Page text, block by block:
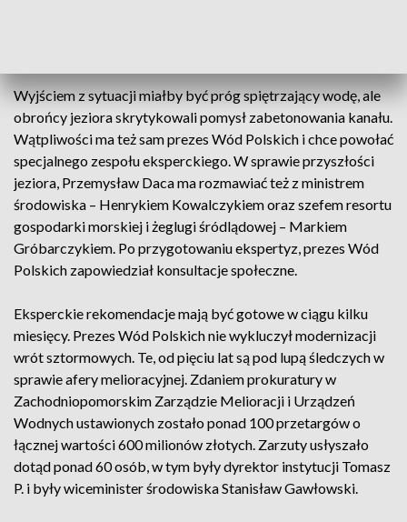
Wyjściem z sytuacji miałby być próg spiętrzający wodę, ale
obrońcy jeziora skrytykowali pomysł zabetonowania kanału.
Wątpliwości ma też sam prezes Wód Polskich i chce powołać
specjalnego zespołu eksperckiego. W sprawie przyszłości
jeziora, Przemysław Daca ma rozmawiać też z ministrem
środowiska – Henrykiem Kowalczykiem oraz szefem resortu
gospodarki morskiej i żeglugi śródlądowej – Markiem
Gróbarczykiem. Po przygotowaniu ekspertyz, prezes Wód
Polskich zapowiedział konsultacje społeczne.
Eksperckie rekomendacje mają być gotowe w ciągu kilku
miesięcy. Prezes Wód Polskich nie wykluczył modernizacji
wrót sztormowych. Te, od pięciu lat są pod lupą śledczych w
sprawie afery melioracyjnej. Zdaniem prokuratury w
Zachodniopomorskim Zarządzie Melioracji i Urządzeń
Wodnych ustawionych zostało ponad 100 przetargów o
łącznej wartości 600 milionów złotych. Zarzuty usłyszało
dotąd ponad 60 osób, w tym były dyrektor instytucji Tomasz
P. i były wiceminister środowiska Stanisław Gawłowski.